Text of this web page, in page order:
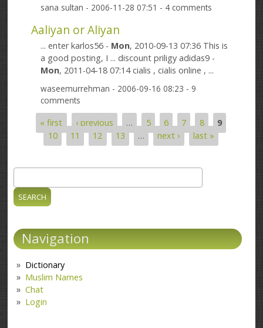
sana sultan - 2006-11-28 07:51 - 4 comments
Aaliyan or Aliyan
... enter karlos56 - Mon, 2010-09-13 07:36 This is
a good posting, I ... discount priligy adidas9 -
Mon, 2011-04-18 07:14 cialis , cialis online , ...
waseemurrehman - 2006-09-16 08:23 - 9
comments
Pages
« first ‹ previous … 5 6 7 8
9
10
11 12 13 … next › last »
Search form
Navigation
Dictionary
Muslim Names
Chat
Login